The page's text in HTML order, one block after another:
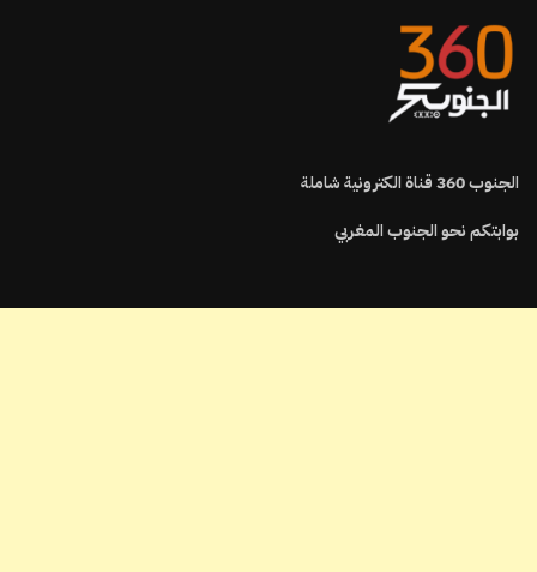
الجنوب360قناة الكترونية شاملة
بوابتكم نحو الجنوب المغربي